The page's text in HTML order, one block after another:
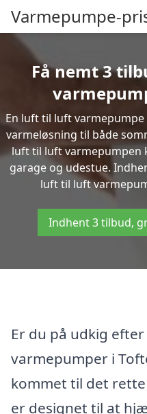
Varmepumpe-
Få nemt 3
En luft til luft
varmeløsning til både
luft til luft varmepumpen
garage og udestue.
luft til luft
Indhent 3 tilbud,
Er du på udkig
varmepumper i
kommet til det
er designet til at